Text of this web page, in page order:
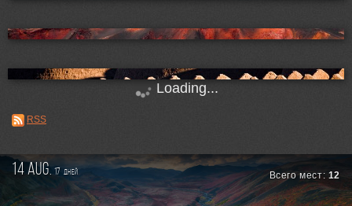
Loading...
RSS
14 aug. 17 дней Всего мест: 12